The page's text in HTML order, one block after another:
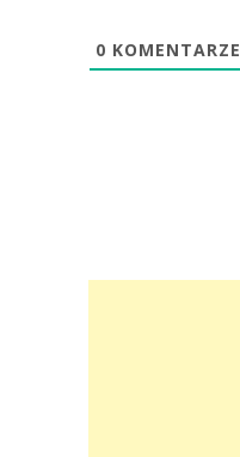
0 KOMENTARZE